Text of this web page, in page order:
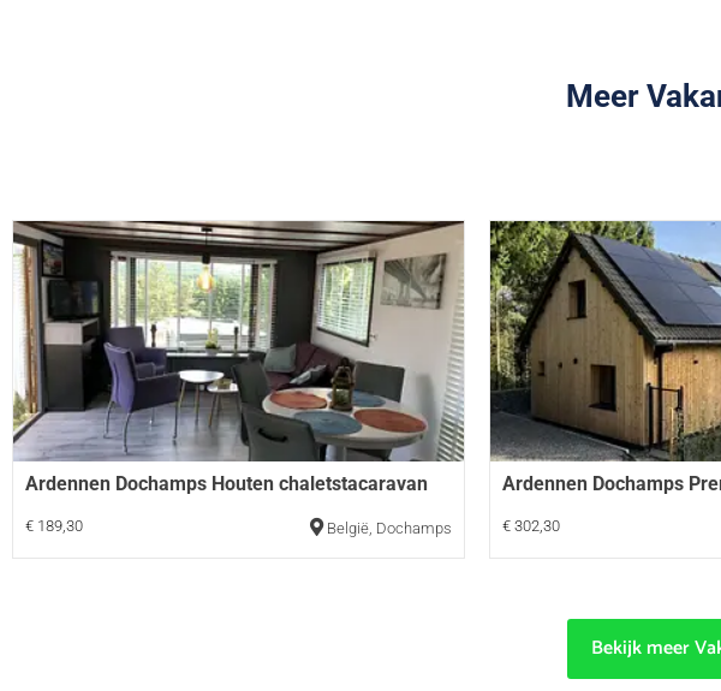
Meer
Ardennen Dochamps Houten chaletstacaravan
€ 189,30 België, Dochamps
Ardennen Dochamps
€ 302,30
Bekijk meer